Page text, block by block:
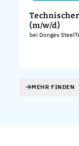
(m/w/d)
bei Donges
MEHR FINDEN